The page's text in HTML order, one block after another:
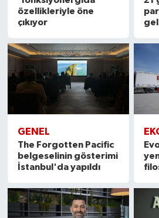
özellikleriyle öne
çıkıyor
GENEL
The Forgotten Pacific
belgeselinin gösterimi
İstanbul'da yapıldı